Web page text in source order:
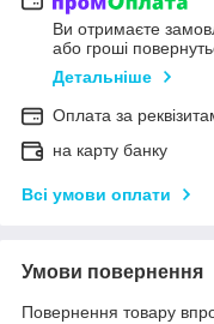
Ви отримаєте
або гроші
Детальніше
Оплата за
на карту банку
Всі умови оплати
Умови повернення
Повернення товару